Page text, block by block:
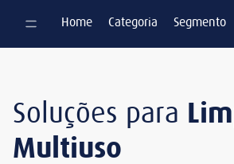
Home Categoria Segmento
Soluções para
Multiuso